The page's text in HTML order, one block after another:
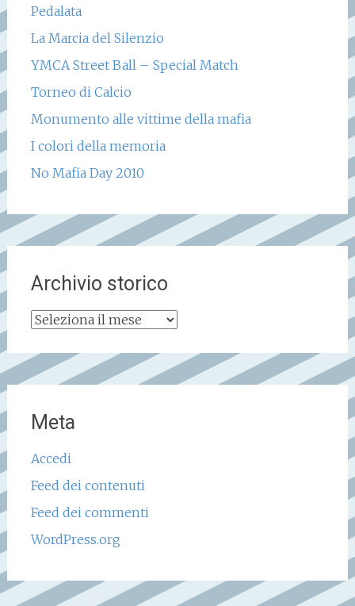
Pedalata
La Marcia del Silenzio
YMCA Street Ball – Special Match
Torneo di Calcio
Monumento alle vittime della mafia
I colori della memoria
No Mafia Day 2010
Archivio storico
Archivio
Meta
Accedi
Feed dei contenuti
Feed dei commenti
WordPress.org